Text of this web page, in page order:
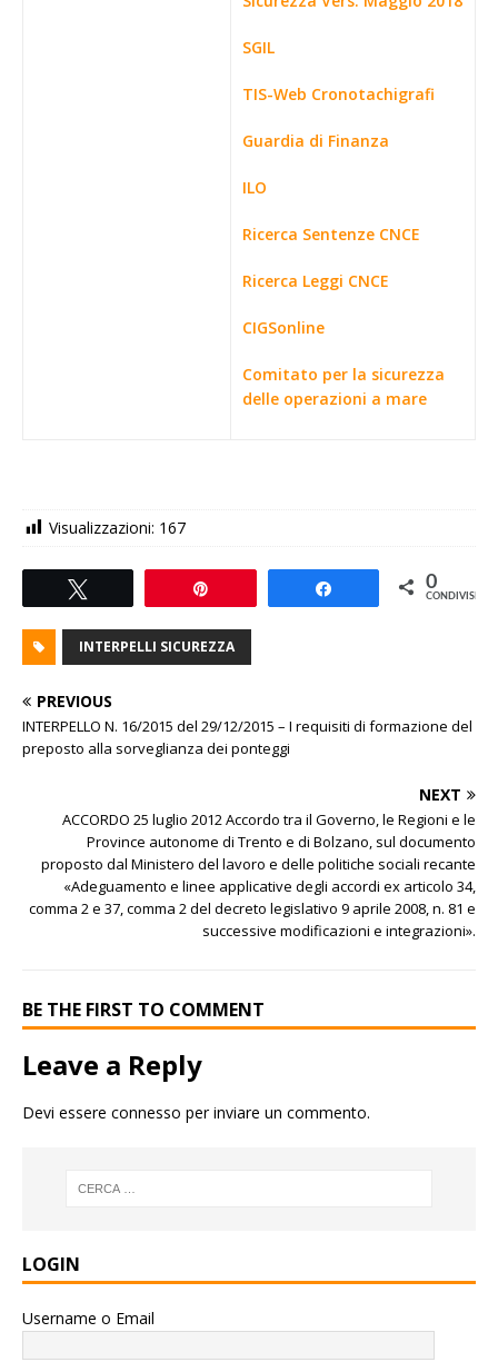
SGIL
TIS-Web Cronotachigrafi
Guardia di Finanza
ILO
Ricerca Sentenze CNCE
Ricerca Leggi CNCE
CIGSonline
Comitato per la sicurezza
delle operazioni a mare
Visualizzazioni: 167
0
CONDIVISIONI
INTERPELLI SICUREZZA
PREVIOUS
INTERPELLO N. 16/2015 del 29/12/2015 – I requisiti di formazione del
preposto alla sorveglianza dei ponteggi
NEXT
ACCORDO 25 luglio 2012 Accordo tra il Governo, le Regioni e le
Province autonome di Trento e di Bolzano, sul documento
proposto dal Ministero del lavoro e delle politiche sociali recante
«Adeguamento e linee applicative degli accordi ex articolo 34,
comma 2 e 37, comma 2 del decreto legislativo 9 aprile 2008, n. 81 e
successive modificazioni e integrazioni».
BE THE FIRST TO COMMENT
Leave a Reply
Devi essere connesso per inviare un commento.
LOGIN
Username o Email